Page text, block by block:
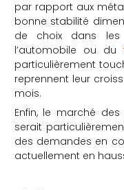
par rapport aux
bonne stabilité
de choix dans les
l’automobile ou du
particulièrement
reprennent leur
mois.
Enfin, le marché
serait
des demandes en
actuellement en